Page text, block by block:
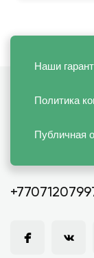
Наши
Политика
Публичная